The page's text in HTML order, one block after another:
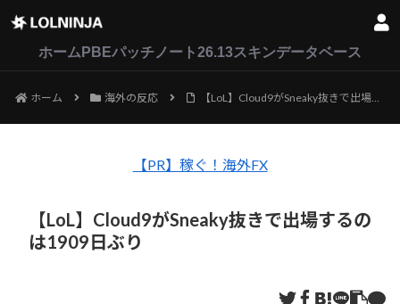
ホーム PBEパッチノート26.13スキンデータベース
ホーム 海外の反応 【LoL】Cloud9がSneaky抜きで出場するのは1909日ぶり
【PR】稼ぐ！海外FX
【LoL】Cloud9がSneaky抜きで出場するの
は1909日ぶり